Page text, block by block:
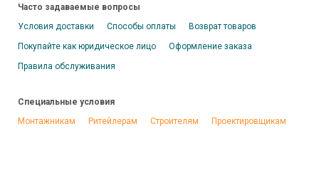
Часто задаваемые вопросы
Условия доставки
Способы оплаты
Возврат товаров
Покупайте как юридическое лицо
Оформление заказа
Правила обслуживания
Специальные условия
Монтажникам
Ритейлерам Строителям Проектировщикам